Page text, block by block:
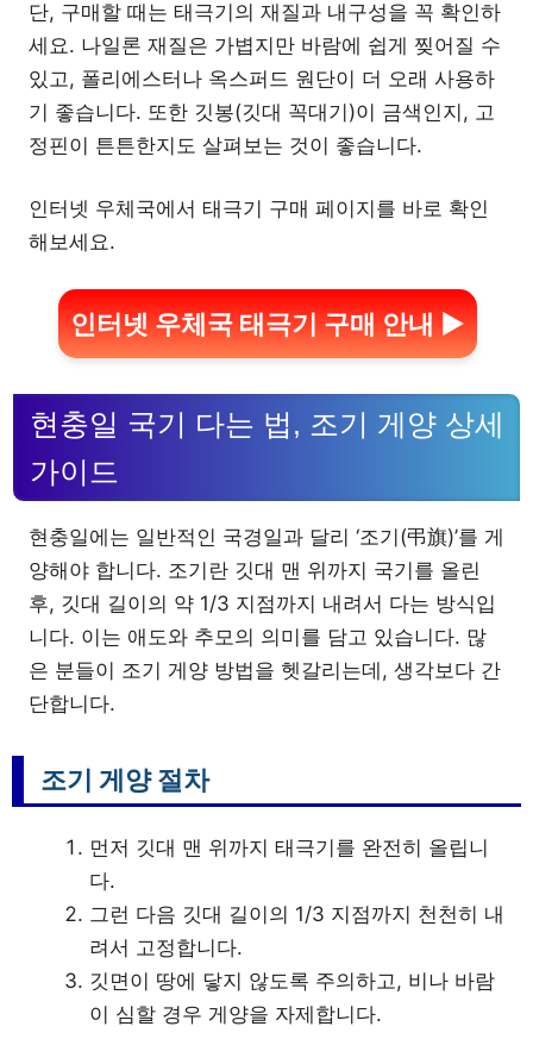
단, 구매할 때는 태극기의 재질과 내구성을 꼭 확인하
세요. 나일론 재질은 가볍지만 바람에 쉽게 찢어질 수
있고, 폴리에스터나 옥스퍼드 원단이 더 오래 사용하
기 좋습니다. 또한 깃봉(깃대 꼭대기)이 금색인지, 고
정핀이 튼튼한지도 살펴보는 것이 좋습니다.
인터넷 우체국에서 태극기 구매 페이지를 바로 확인
해보세요.
인터넷 우체국 태극기 구매 안내 ▶
현충일 국기 다는 법, 조기 게양 상세
가이드
현충일에는 일반적인 국경일과 달리 ‘조기(弔旗)’를 게
양해야 합니다. 조기란 깃대 맨 위까지 국기를 올린
후, 깃대 길이의 약 1/3 지점까지 내려서 다는 방식입
니다. 이는 애도와 추모의 의미를 담고 있습니다. 많
은 분들이 조기 게양 방법을 헷갈리는데, 생각보다 간
단합니다.
조기 게양 절차
먼저 깃대 맨 위까지 태극기를 완전히 올립니
다.
그런 다음 깃대 길이의 1/3 지점까지 천천히 내
려서 고정합니다.
깃면이 땅에 닿지 않도록 주의하고, 비나 바람
이 심할 경우 게양을 자제합니다.